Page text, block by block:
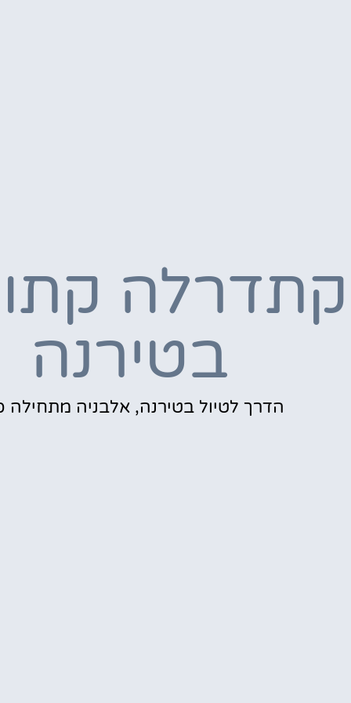
קתדרלה
בטירנה
הדרך לטיול בטירנה, אלבניה מתחילה